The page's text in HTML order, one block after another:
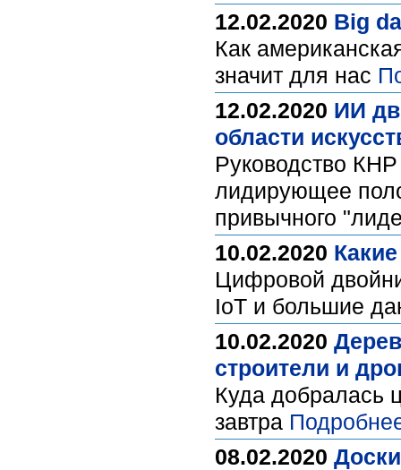
12.02.2020 Big
Как
значит для нас
12.02.2020 ИИ
области
Руководство
лидирующее
привычного
10.02.2020
Цифровой
IoT и большие
10.02.2020
строители и
Куда добралась
завтра
08.02.2020